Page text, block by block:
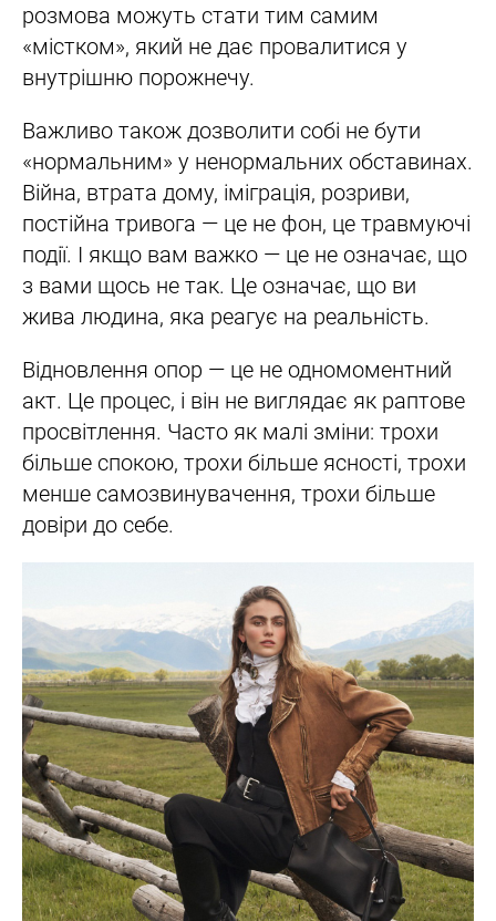
розмова можуть стати тим самим
«містком», який не дає провалитися у
внутрішню порожнечу.
Важливо також дозволити собі не бути
«нормальним» у ненормальних обставинах.
Війна, втрата дому, іміграція, розриви,
постійна тривога — це не фон, це травмуючі
події. І якщо вам важко — це не означає, що
з вами щось не так. Це означає, що ви
жива людина, яка реагує на реальність.
Відновлення опор — це не одномоментний
акт. Це процес, і він не виглядає як раптове
просвітлення. Часто як малі зміни: трохи
більше спокою, трохи більше ясності, трохи
менше самозвинувачення, трохи більше
довіри до себе.